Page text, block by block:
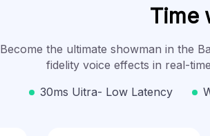
Time
Become the ultimate showman in the
fidelity voice effects in real-
30ms Uitra- Low Latency